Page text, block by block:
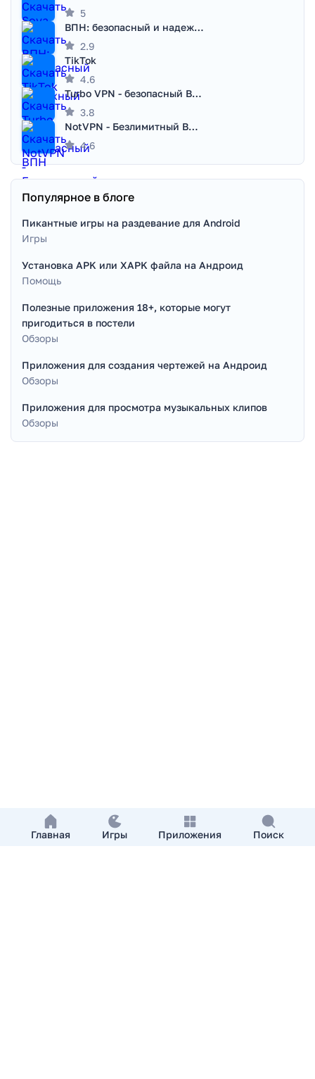
Главная Игры Приложения Поиск
5
ВПН: безопасный и надежный VPN
2.9
TikTok
4.6
Turbo VPN - безопасный ВПН
3.8
NotVPN - Безлимитный ВПН | VPN
4.6
Популярное в блоге
Пикантные игры на раздевание для Android
Игры
Установка APK или XAPK файла на Андроид
Помощь
Полезные приложения 18+, которые могут
пригодиться в постели
Обзоры
Приложения для создания чертежей на Андроид
Обзоры
Приложения для просмотра музыкальных клипов
Обзоры